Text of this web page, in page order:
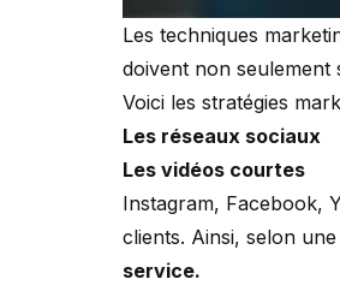
Les techniques
doivent non seulement
Voici les stratégies
Les réseaux sociaux
Les vidéos courtes
Instagram, Facebook,
clients. Ainsi, selon
service.